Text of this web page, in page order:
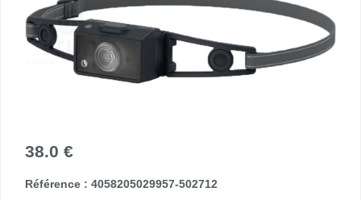
38.0 €
Référence : 4058205029957-502712